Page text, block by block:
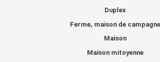
Duplex
Ferme, maison de campagne
Maison
Maison mitoyenne